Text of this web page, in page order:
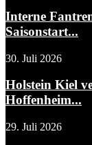
Interne
Saisonstart...
30. Juli 2026
Holstein Kiel
Hoffenheim...
29. Juli 2026